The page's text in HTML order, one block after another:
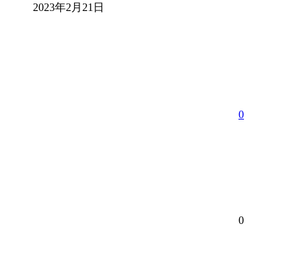
2023年2月21日
0
0